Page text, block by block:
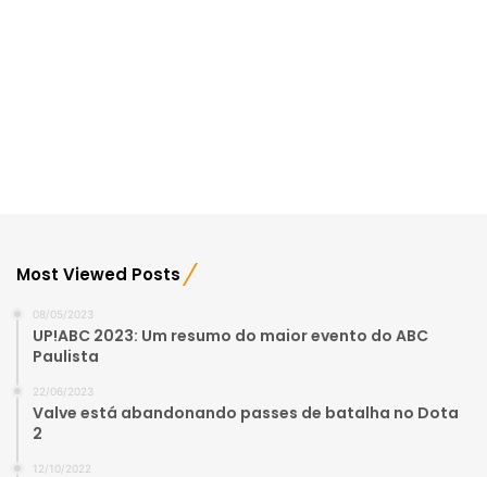
Most Viewed Posts
08/05/2023
UP!ABC 2023: Um resumo do maior evento do ABC
Paulista
22/06/2023
Valve está abandonando passes de batalha no Dota
2
12/10/2022